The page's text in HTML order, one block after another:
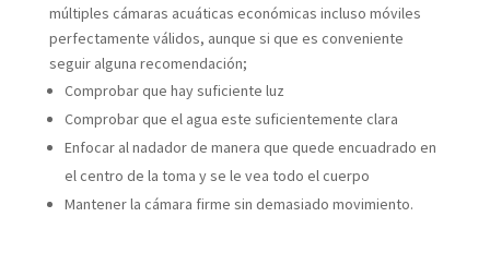
múltiples cámaras acuáticas económicas incluso móviles
perfectamente válidos, aunque si que es conveniente
seguir alguna recomendación;
Comprobar que hay suficiente luz
Comprobar que el agua este suficientemente clara
Enfocar al nadador de manera que quede encuadrado en
el centro de la toma y se le vea todo el cuerpo
Mantener la cámara firme sin demasiado movimiento.